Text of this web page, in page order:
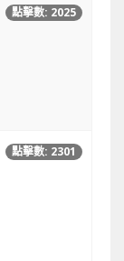
點擊數: 2025
點擊數: 2301